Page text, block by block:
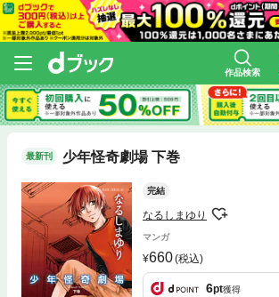
作品検索
最新刊 少年怪奇劇場 下巻
完結
なるしまゆり
マンガ
660(税込)
6pt獲得